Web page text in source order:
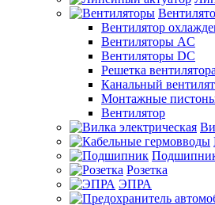
Вентилятор
Вентиляторы AC
Вентиляторы DC
Решетка вентилятора
Канальный
Монтажные
Вентилятор
Розетка
ЭПРА